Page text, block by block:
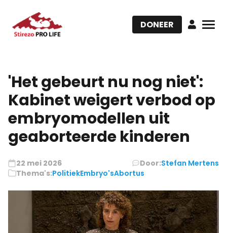
DONEER
'Het gebeurt nu nog niet':
Kabinet weigert verbod op
embryomodellen uit
geaborteerde kinderen
22 mei 2026 Door:Stefan Mertens
Thema's:PolitiekEmbryo'sAbortus